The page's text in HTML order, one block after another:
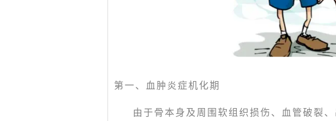
第一、血肿炎症机化期
由于骨本身及周围软组织损伤、血管破裂